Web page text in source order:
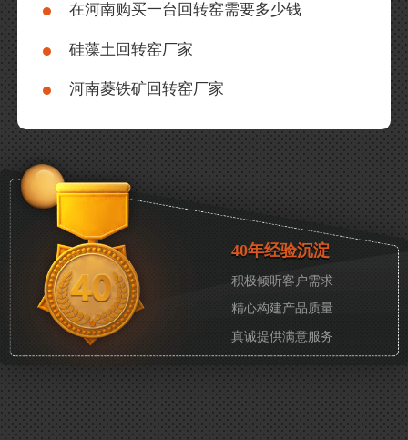
在河南购买一台回转窑需要多少钱
硅藻土回转窑厂家
河南菱铁矿回转窑厂家
40年经验沉淀
积极倾听客户需求
精心构建产品质量
真诚提供满意服务